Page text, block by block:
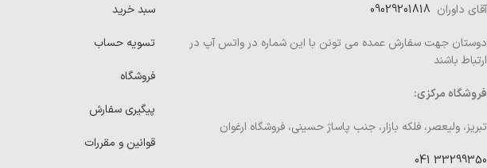
آقای داوران
دوستان جهت سفارش عمده می تونن با این شماره در واتس آپ در
ارتباط باشند
فروشگاه مرکزی:
تبریز، ولیعصر، فلکه بازار، جنب پاساژ حسینی، فروشگاه ارغوان
33299350 041
سبد خرید
تسویه حساب
فروشگاه
پیگیری سفارش
قوانین و مقررات